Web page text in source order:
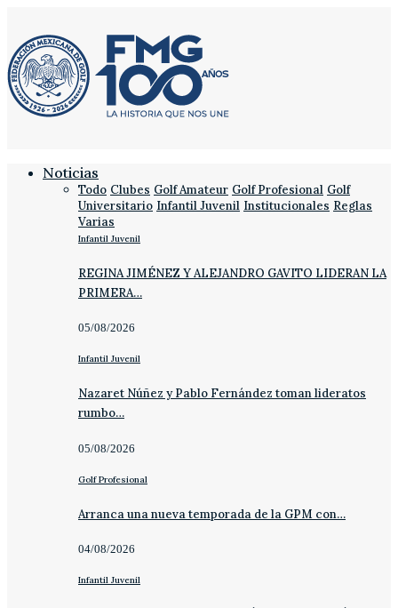
Noticias
Todo Clubes Golf Amateur Golf Profesional Golf
Universitario Infantil Juvenil Institucionales Reglas
Varias
Infantil Juvenil
REGINA JIMÉNEZ Y ALEJANDRO GAVITO LIDERAN LA
PRIMERA…
05/08/2026
Infantil Juvenil
Nazaret Núñez y Pablo Fernández toman lideratos
rumbo…
05/08/2026
Golf Profesional
Arranca una nueva temporada de la GPM con…
04/08/2026
Infantil Juvenil